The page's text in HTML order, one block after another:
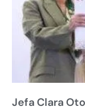
Jefa Clara